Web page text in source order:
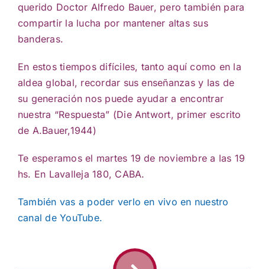
querido Doctor Alfredo Bauer, pero también para
compartir la lucha por mantener altas sus
banderas.
En estos tiempos difíciles, tanto aquí como en la
aldea global, recordar sus enseñanzas y las de
su generación nos puede ayudar a encontrar
nuestra “Respuesta” (Die Antwort, primer escrito
de A.Bauer,1944)
Te esperamos el martes 19 de noviembre a las 19
hs. En Lavalleja 180, CABA.
También vas a poder verlo en vivo en nuestro
canal de YouTube.